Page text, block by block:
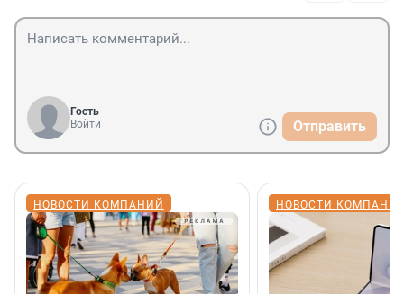
Гость
Войти
Отправить
НОВОСТИ КОМПАНИЙ НОВОСТИ